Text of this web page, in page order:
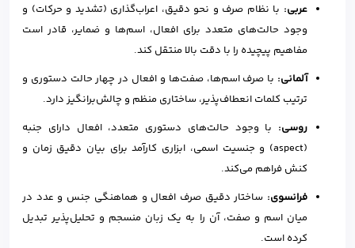
عربی: با نظام صرف و نحو دقیق، اعراب‌گذاری (تشدید و حرکات) و
وجود حالت‌های متعدد برای افعال، اسم‌ها و ضمایر، قادر است
مفاهیم پیچیده را با دقت بالا منتقل کند.
آلمانی: با صرف اسم‌ها، صفت‌ها و افعال در چهار حالت دستوری و
ترتیب کلمات انعطاف‌پذیر، ساختاری منظم و چالش‌برانگیز دارد.
روسی: با وجود حالت‌های دستوری متعدد، افعال دارای جنبه
(aspect) و جنسیت اسمی، ابزاری کارآمد برای بیان دقیق زمان و
کنش فراهم می‌کند.
فرانسوی: ساختار دقیق صرف افعال و هماهنگی جنس و عدد در
میان اسم و صفت، آن را به یک زبان منسجم و تحلیل‌پذیر تبدیل
کرده است.